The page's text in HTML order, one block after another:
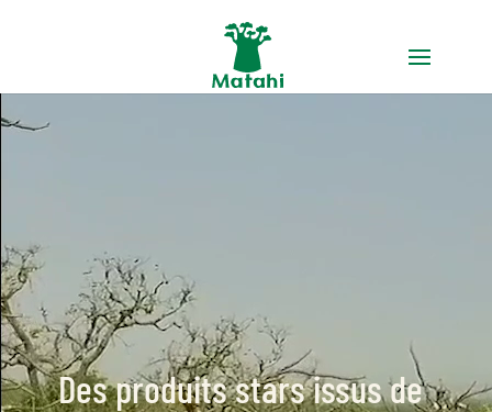
Des produits stars issus de